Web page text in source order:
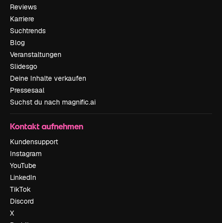
Reviews
Karriere
Suchtrends
Blog
Veranstaltungen
Slidesgo
Deine Inhalte verkaufen
Pressesaal
Suchst du nach magnific.ai
Kontakt aufnehmen
Kundensupport
Instagram
YouTube
LinkedIn
TikTok
Discord
X